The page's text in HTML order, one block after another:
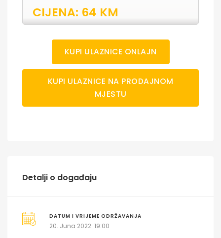
CIJENA: 64 KM
KUPI ULAZNICE ONLAJN
KUPI ULAZNICE NA PRODAJNOM
MJESTU
Detalji o događaju
DATUM I VRIJEME ODRŽAVANJA
20. Juna 2022. 19:00